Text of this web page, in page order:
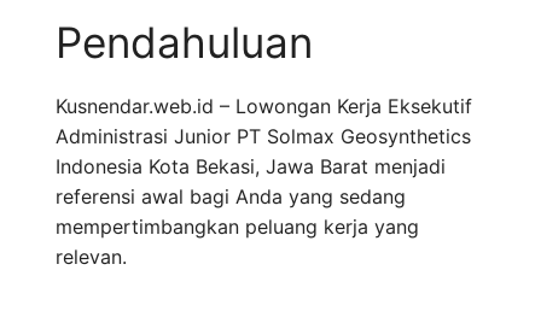
Pendahuluan
Kusnendar.web.id – Lowongan Kerja Eksekutif
Administrasi Junior PT Solmax Geosynthetics
Indonesia Kota Bekasi, Jawa Barat menjadi
referensi awal bagi Anda yang sedang
mempertimbangkan peluang kerja yang
relevan.